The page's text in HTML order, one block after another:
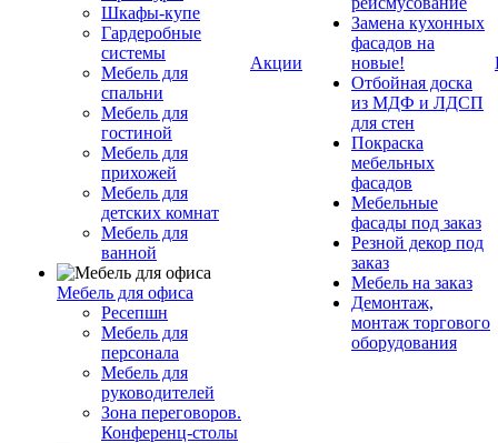
Шкафы-купе
Гардеробные
системы
Мебель для
спальни
Мебель для
гостиной
Мебель для
прихожей
Мебель для
детских комнат
Мебель для
ванной
Мебель для офиса
Ресепшн
Мебель для
персонала
Мебель для
руководителей
Зона переговоров.
Конференц-столы
Акции
Замена кухонных
фасадов на
новые!
Отбойная доска
из МДФ и ЛДСП
для стен
Покраска
мебельных
фасадов
Мебельные
фасады под заказ
Резной декор под
заказ
Мебель на заказ
Демонтаж,
монтаж торгового
оборудования